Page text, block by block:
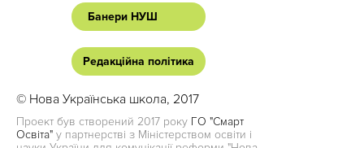
Банери НУШ
Редакційна політика
© Нова Українська школа, 2017
Проект був створений 2017 року ГО "Смарт
Освіта" у партнерстві з Міністерством освіти і